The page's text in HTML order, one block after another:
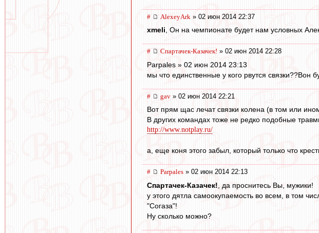
# AlexeyArk » 02 июн 2014 22:37
xmeli, Он на чемпионате будет нам условных
# Спартачек-Казачек! » 02 июн 2014 22:28
Parpales » 02 июн 2014 23:13
мы что единственные у кого рвутся связки??Вон
# gav » 02 июн 2014 22:21
Вот прям щас лечат связки колена (в том или
В других командах тоже не редко подобные
http://www.notplay.ru/
а, еще коня этого забыл, который только что
# Parpales » 02 июн 2014 22:13
Спартачек-Казачек! , да проснитесь Вы, мужики!
у этого дятла самоокупаемость во всем, в том
"Согаза"!
Ну сколько можно?